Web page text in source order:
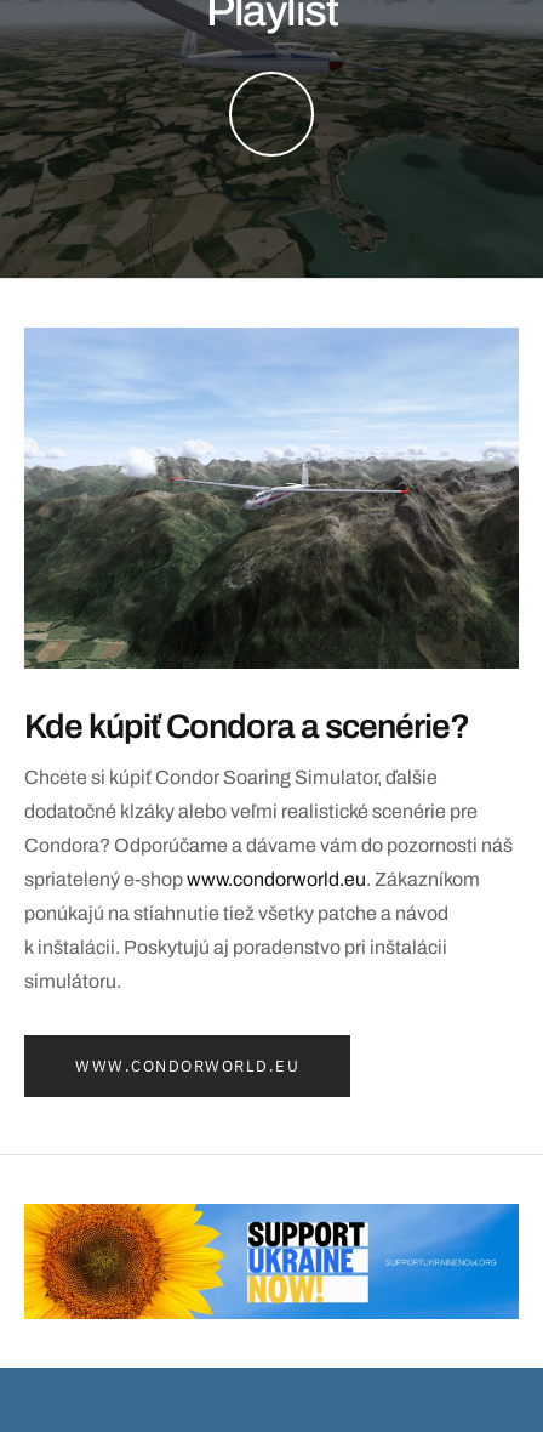
Playlist
Kde kúpiť Condora a scenérie?
Chcete si kúpiť Condor Soaring Simulator, ďalšie
dodatočné klzáky alebo veľmi realistické scenérie pre
Condora? Odporúčame a dávame vám do pozornosti náš
spriatelený e-shopwww.condorworld.eu. Zákazníkom
ponúkajú na stiahnutie tiež všetky patche a návod
k inštalácii. Poskytujú aj poradenstvo pri inštalácii
simulátoru.
WWW.CONDORWORLD.EU